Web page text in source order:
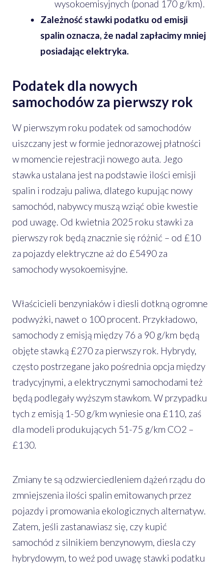
wysokoemisyjnych (ponad 170 g/km).
Zależność stawki podatku od emisji
spalin oznacza, że nadal zapłacimy mniej
posiadając elektryka.
Podatek dla nowych
samochodów za pierwszy rok
W pierwszym roku podatek od samochodów
uiszczany jest w formie jednorazowej płatności
w momencie rejestracji nowego auta. Jego
stawka ustalana jest na podstawie ilości emisji
spalin i rodzaju paliwa, dlatego kupując nowy
samochód, nabywcy muszą wziąć obie kwestie
pod uwagę. Od kwietnia 2025 roku stawki za
pierwszy rok będą znacznie się różnić – od £10
za pojazdy elektryczne aż do £5490 za
samochody wysokoemisyjne.
Właścicieli benzyniaków i diesli dotkną ogromne
podwyżki, nawet o 100 procent. Przykładowo,
samochody z emisją między 76 a 90 g/km będą
objęte stawką £270 za pierwszy rok. Hybrydy,
często postrzegane jako pośrednia opcja między
tradycyjnymi, a elektrycznymi samochodami też
będą podlegały wyższym stawkom. W przypadku
tych z emisją 1-50 g/km wyniesie ona £110, zaś
dla modeli produkujących 51-75 g/km CO2 –
£130.
Zmiany te są odzwierciedleniem dążeń rządu do
zmniejszenia ilości spalin emitowanych przez
pojazdy i promowania ekologicznych alternatyw.
Zatem, jeśli zastanawiasz się, czy kupić
samochód z silnikiem benzynowym, diesla czy
hybrydowym, to weź pod uwagę stawki podatku